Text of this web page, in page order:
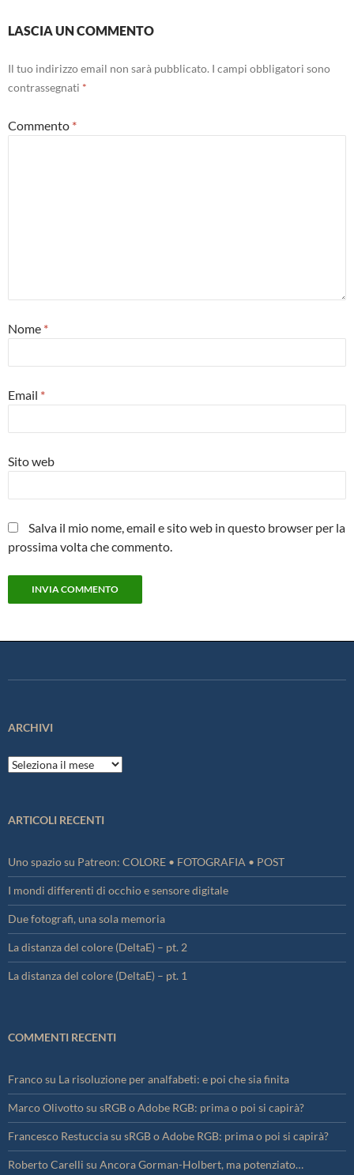
LASCIA UN COMMENTO
Il tuo indirizzo email non sarà pubblicato. I campi obbligatori sono
contrassegnati *
Commento *
Nome *
Email *
Sito web
Salva il mio nome, email e sito web in questo browser per la
prossima volta che commento.
ARCHIVI
Archivi
ARTICOLI RECENTI
Uno spazio su Patreon: COLORE • FOTOGRAFIA • POST
I mondi differenti di occhio e sensore digitale
Due fotografi, una sola memoria
La distanza del colore (DeltaE) – pt. 2
La distanza del colore (DeltaE) – pt. 1
COMMENTI RECENTI
Francosu La risoluzione per analfabeti: e poi che sia finita
Marco Olivottosu sRGB o Adobe RGB: prima o poi si capirà?
Francesco Restucciasu sRGB o Adobe RGB: prima o poi si capirà?
Roberto Carelli su Ancora Gorman-Holbert, ma potenziato…